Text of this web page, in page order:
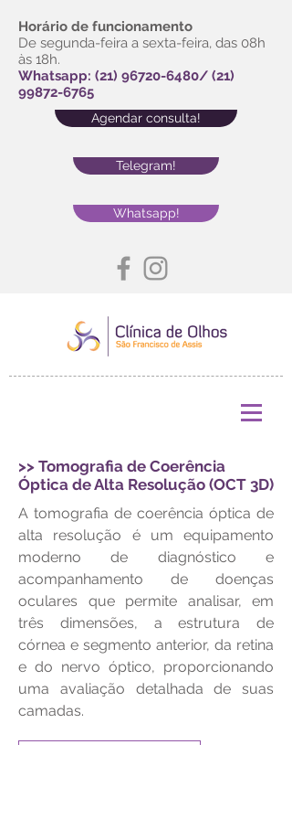
Horário de funcionamento
De segunda-feira a sexta-feira, das 08h
às 18h.
Whatsapp: (21) 96720-6480/ (21)
99872-6765
Agendar consulta!
Telegram!
Whatsapp!
>> Tomografia de Coerência
Óptica de Alta Resolução (OCT 3D)
A tomografia de coerência óptica de
alta resolução é um equipamento
moderno de diagnóstico e
acompanhamento de doenças
oculares que permite analisar, em
três dimensões, a estrutura de
córnea e segmento anterior, da retina
e do nervo óptico, proporcionando
uma avaliação detalhada de suas
camadas.